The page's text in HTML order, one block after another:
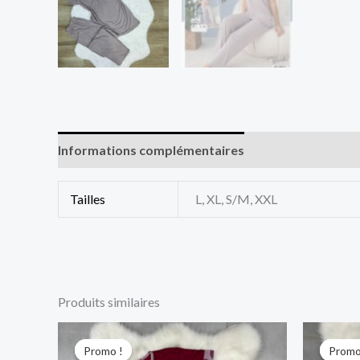
Informations complémentaires
Tailles L, XL, S/M, XXL
Produits similaires
Promo !
Promo !
Le
prix
initial
Le
prix
actuel